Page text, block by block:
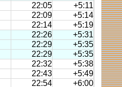
22:05
+5:11
22:09
+5:14
22:14
+5:19
22:26
+5:31
22:29
+5:35
22:29
+5:35
22:32
+5:38
22:43
+5:49
22:54
+6:00